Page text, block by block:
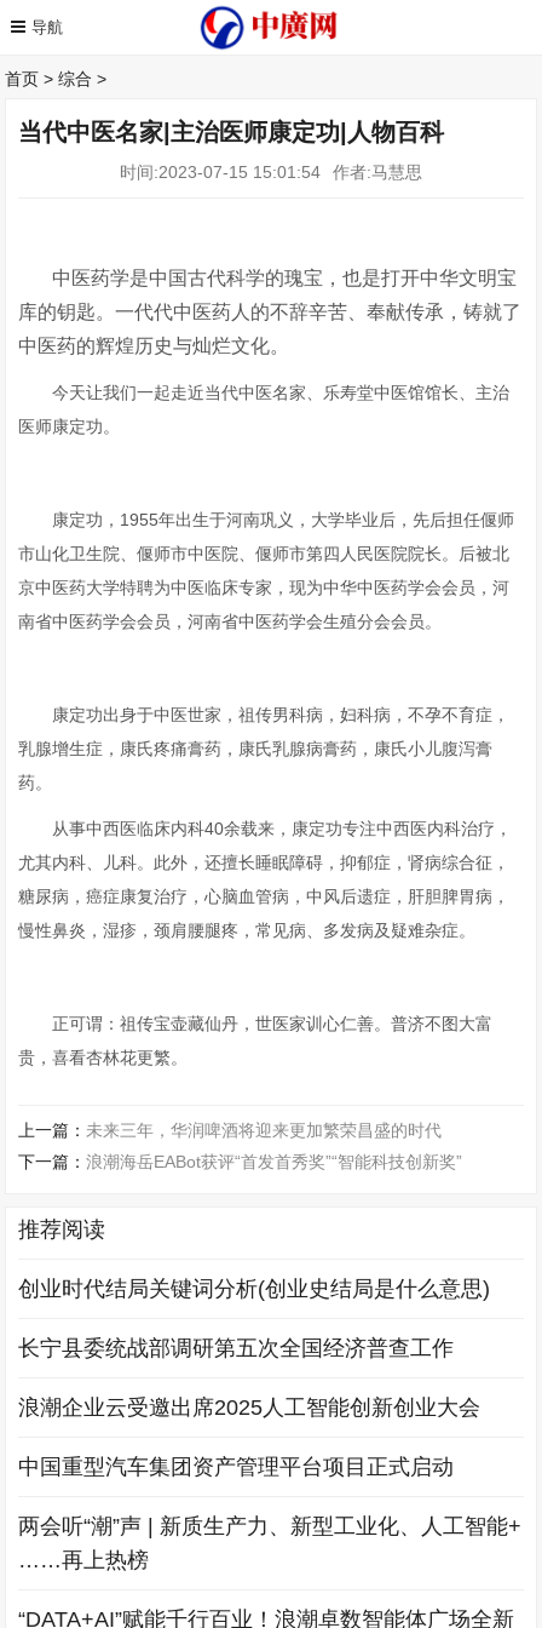
首页 >综合 >
当代中医名家|主治医师康定功|人物百科
时间:2023-07-15 15:01:54 作者:马慧思
中医药学是中国古代科学的瑰宝，也是打开中华文明宝
库的钥匙。一代代中医药人的不辞辛苦、奉献传承，铸就了
中医药的辉煌历史与灿烂文化。
今天让我们一起走近当代中医名家、乐寿堂中医馆馆长、主治
医师康定功。
康定功，1955年出生于河南巩义，大学毕业后，先后担任偃师
市山化卫生院、偃师市中医院、偃师市第四人民医院院长。后被北
京中医药大学特聘为中医临床专家，现为中华中医药学会会员，河
南省中医药学会会员，河南省中医药学会生殖分会会员。
康定功出身于中医世家，祖传男科病，妇科病，不孕不育症，
乳腺增生症，康氏疼痛膏药，康氏乳腺病膏药，康氏小儿腹泻膏
药。
从事中西医临床内科40余载来，康定功专注中西医内科治疗，
尤其内科、儿科。此外，还擅长睡眠障碍，抑郁症，肾病综合征，
糖尿病，癌症康复治疗，心脑血管病，中风后遗症，肝胆脾胃病，
慢性鼻炎，湿疹，颈肩腰腿疼，常见病、多发病及疑难杂症。
正可谓：祖传宝壶藏仙丹，世医家训心仁善。普济不图大富
贵，喜看杏林花更繁。
上一篇： 未来三年，华润啤酒将迎来更加繁荣昌盛的时代
下一篇：浪潮海岳EABot获评“首发首秀奖”“智能科技创新奖”
推荐阅读
创业时代结局关键词分析(创业史结局是什么意思)
长宁县委统战部调研第五次全国经济普查工作
浪潮企业云受邀出席2025人工智能创新创业大会
中国重型汽车集团资产管理平台项目正式启动
两会听“潮”声 | 新质生产力、新型工业化、人工智能+
……再上热榜
“DATA+AI”赋能千行百业！浪潮卓数智能体广场全新